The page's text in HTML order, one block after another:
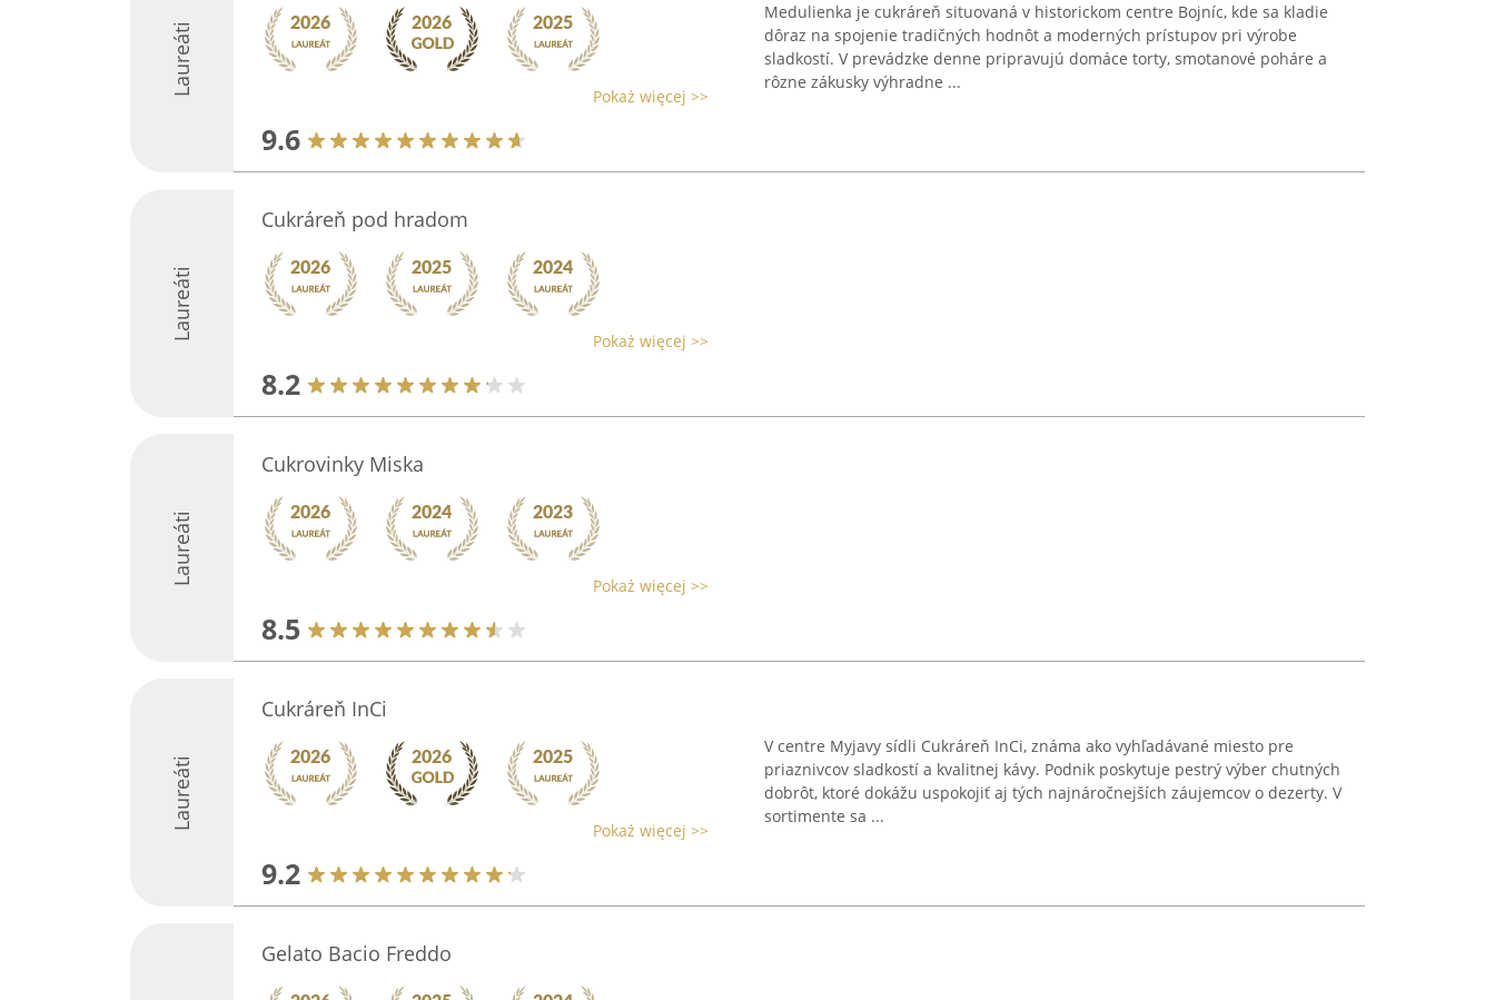
Laureáti Pokaż więcej >>
9.6
Medulienka je cukráreň situovaná v historickom centre Bojníc, kde sa kladie
dôraz na spojenie tradičných hodnôt a moderných prístupov pri výrobe
sladkostí. V prevádzke denne pripravujú domáce torty, smotanové poháre a
rôzne zákusky výhradne ...
Laureáti
Cukráreň pod hradom
Pokaż więcej >>
8.2
Laureáti
Cukrovinky Miska
Pokaż więcej >>
8.5
Laureáti
Cukráreň InCi
Pokaż więcej >>
9.2
V centre Myjavy sídli Cukráreň InCi, známa ako vyhľadávané miesto pre
priaznivcov sladkostí a kvalitnej kávy. Podnik poskytuje pestrý výber chutných
dobrôt, ktoré dokážu uspokojiť aj tých najnáročnejších záujemcov o dezerty. V
sortimente sa ...
Gelato Bacio Freddo